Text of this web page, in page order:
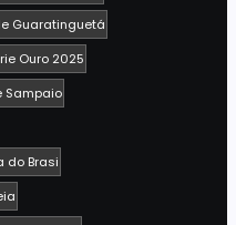
Guaratinguetá
Ouro 2025
Sampaio
do Brasi